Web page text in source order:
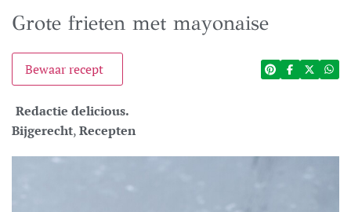
Grote frieten met mayonaise
Bewaar recept
Redactie delicious.
Bijgerecht,Recepten